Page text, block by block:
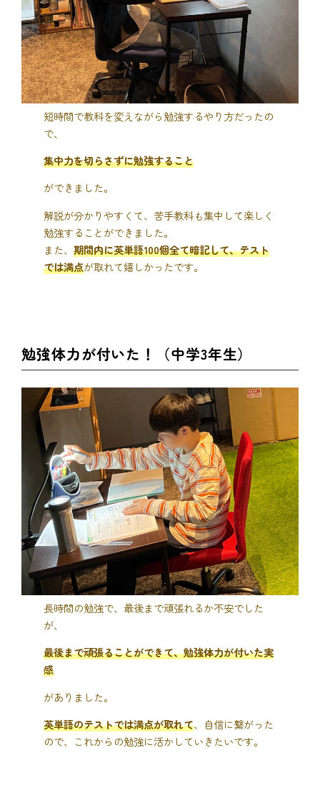
短時間で教科を変えながら勉強するやり方だったの
で、
集中力を切らさずに勉強すること
ができました。
解説が分かりやすくて、苦手教科も集中して楽しく
勉強することができました。
また、期間内に英単語100個全て暗記して、テスト
では満点が取れて嬉しかったです。
勉強体力が付いた！（中学3年生）
長時間の勉強で、最後まで頑張れるか不安でした
が、
最後まで頑張ることができて、勉強体力が付いた実
感
がありました。
英単語のテストでは満点が取れて、自信に繋がった
ので、これからの勉強に活かしていきたいです。